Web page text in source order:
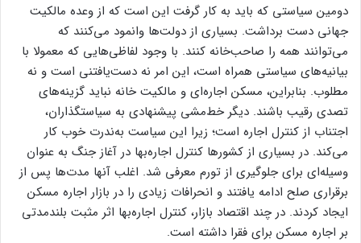
دومین سیاستی که باید به کار گرفت این است که از وعده مالکیت
جهانی دست برداشت. بسیاری از دولت‌‌‌‌ها وانمود می‌کنند که
می‌توانند همه را صاحب‌‌‌‌خانه کنند. با وجود لفاظی‌‌‌‌هایی که معمولا با
بیانیه‌‌‌‌های سیاستی همراه است، این امر نه دست‌یافتنی است و نه
مطلوب. بنابراین، مسکن اجاره‌‌‌‌ای و مالکیت خانه نباید گزینه‌‌‌‌های
تصدی رقیب باشند. دیگر خط‌مشی پیشنهادی به سیاستگذاران،
اجتناب از کنترل اجاره است؛ زیرا این سیاست به‌‌‌‌ندرت خوب کار
می‌کند. در بسیاری از کشورها کنترل اجاره‌‌‌‌بها در آغاز جنگ به عنوان
وسیله‌‌‌‌ای برای جلوگیری از تورم معرفی شد. اغلب آنها مدت‌ها پس از
برقراری صلح ادامه یافتند و انحرافات زیادی را در بازار اجاره مسکن
ایجاد کردند. در چند اقتصاد بازار، کنترل اجاره‌‌‌‌بها اثر مثبت بلندمدتی
بر اجاره مسکن برای فقرا داشته است.